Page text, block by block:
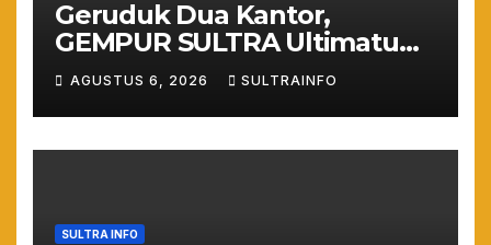
Geruduk Dua Kantor,
GEMPUR SULTRA Ultimatum
Keras: Lahan Puuwatu Siap
Diduduki Jika Tak Ada
Kepastian Hukum
AGUSTUS 6, 2026 SULTRAINFO
SULTRA INFO